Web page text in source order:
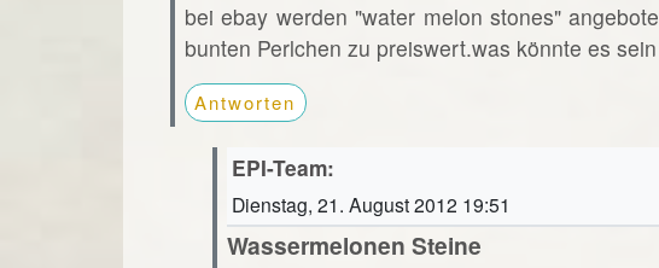
bei ebay werden "water melon stones"
bunten Perlchen zu preiswert.was könnte es sein
Antworten
EPI-Team:
Dienstag, 21. August 2012 19:51
Wassermelonen Steine